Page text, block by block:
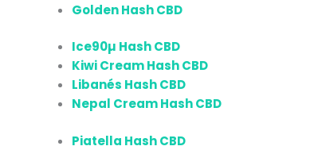
Golden Hash CBD
Ice90µ Hash CBD
Kiwi Cream Hash CBD
Libanés Hash CBD
Nepal Cream Hash CBD
Piatella Hash CBD